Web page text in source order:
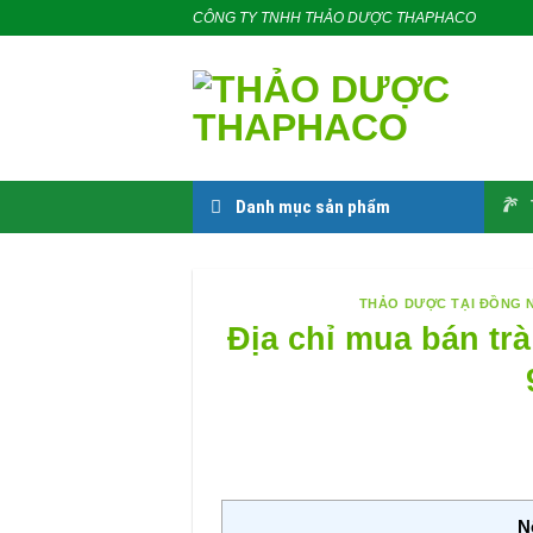
CÔNG TY TNHH THẢO DƯỢC THAPHACO
Danh mục sản phẩm
THẢO DƯỢC TẠI ĐỒNG
Địa chỉ mua bán